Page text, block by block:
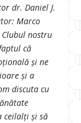
dr. Daniel J.
Marco
nostru
că
și ne
și a
discuta cu
ceilalți și să